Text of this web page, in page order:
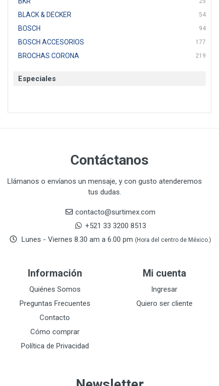
BLACK & DECKER 54
BOSCH 94
BOSCH ACCESORIOS 177
BROCHAS CORONA 219
CAT
CRAFTSMAN 77
DEWALT ACCESORIOS
DEWALT HTA.MANUAL
DREMEL
E-Z WELD
EATON (COOPER-HARROW HARD)
EATON ROYER
Especiales
Contáctanos
Llámanos o envíanos un mensaje, y con gusto atenderemos
tus dudas.
contacto@surtimex.com
+521 33 3200 8513
Lunes - Viernes 8.30 am a 6.00 pm (Hora del centro de México.)
Información
Quiénes Somos
Preguntas Frecuentes
Contacto
Cómo comprar
Política de Privacidad
Mi cuenta
Ingresar
Quiero ser cliente